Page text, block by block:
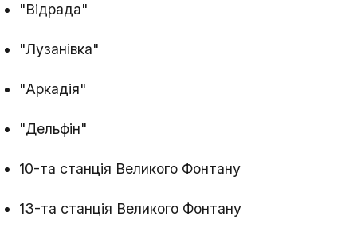
"Відрада"
"Лузанівка"
"Аркадія"
"Дельфін"
10-та станція Великого Фонтану
13-та станція Великого Фонтану